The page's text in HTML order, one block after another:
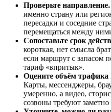
Проверьте направление.
именно страну или
пересадки и соседние
перемещаться между
Сопоставьте срок
короткая, нет смысла
если маршрут с запасом
тариф «впритык».
Оцените объём
Карты, мессенджеры,
умеренно, а видео,
созвоны требуют заметно